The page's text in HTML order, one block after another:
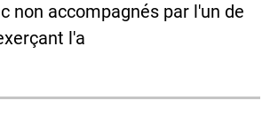
non accompagnés par l'un de
l'a